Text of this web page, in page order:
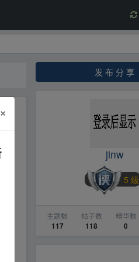
发 布 分 享
jinw
5 级
主题数
117
帖子数
118
精华数
0
×